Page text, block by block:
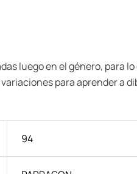
luego en el género, para
para aprender a
94